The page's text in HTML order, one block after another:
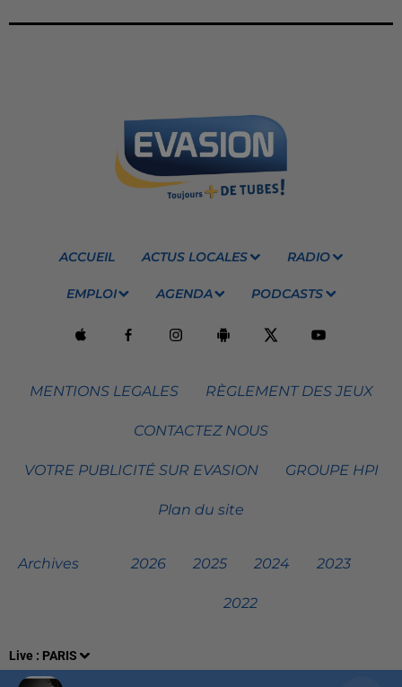
Live : PARIS
ACCUEIL ACTUS LOCALES RADIO
EMPLOI AGENDA PODCASTS
MENTIONS LEGALES RÈGLEMENT DES JEUX
CONTACTEZ NOUS
VOTRE PUBLICITÉ SUR EVASION GROUPE HPI
Plan du site
Archives 2026 2025 2024 2023
2022